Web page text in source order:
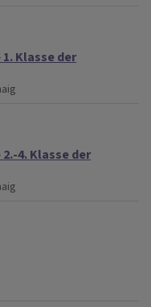
Klasse der
4. Klasse der